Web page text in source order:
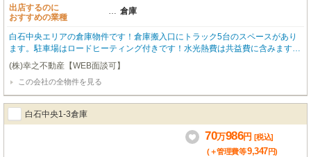
出店するのに
おすすめの業種
… 倉庫
白石中央エリアの倉庫物件です！倉庫搬入口にトラック5台のスペースがあり
ます。駐車場はロードヒーティング付きです！水光熱費は共益費に含みます。
【セキュリティ完備、男女別トイレあり、SKスペースあり】定期借家3年契約
※契約年数もご相談ください。 内覧可能です。お気軽にお問合せ下さい！
【土日祝も営業しております】
(株)幸之不動産【WEB面談可】
この会社の全物件を見る
白石中央1-3倉庫
70万986円 [税込]
(＋管理費等9,347円)